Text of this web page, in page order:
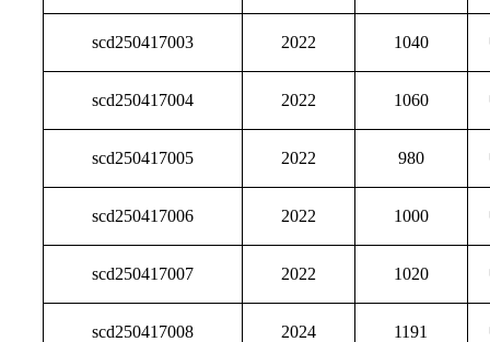
scd250417003 2022 1040
scd250417004 2022 1060
scd250417005 2022 980
scd250417006 2022 1000
scd250417007 2022 1020
scd250417008 2024 1191